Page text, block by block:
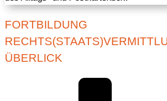
FORTBILDUNG
ÜBERLICK